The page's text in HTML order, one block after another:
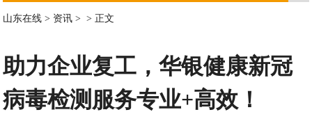
山东在线 > 资讯 > > 正文
助力企业复工，华银健康新冠
病毒检测服务专业+高效！